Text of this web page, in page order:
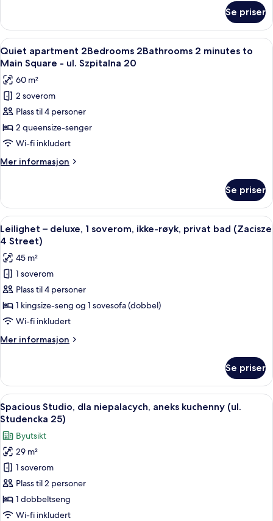
-
Szpitalna
20
Street
studio
minutes
to
Square
Szpitalna
20
Street
Se priser
Åpne
alle
bildene
av
Quiet
apartment
2Bedrooms
2Bathrooms
2
minutes
Main
Square
-
ul.
Szpitalna
20
Quiet apartment 2Bedrooms
25
Quiet apartment 2Bedrooms 2Bathrooms 2 minutes to
Main Square - ul. Szpitalna 20
60 m²
2 soverom
Plass til 4 personer
2 queensize-senger
Wi-fi inkludert
Mer informasjon
Mer
apartment
2Bedrooms
2Bathrooms
2
to
Main
Square
-
ul.
20
Se priser
Åpne
alle
bildene
av
Leilighet
–
deluxe,
1
soverom,
ikke-
privat
bad
(Zacisze
4
Street)
Leilighet – deluxe, 1 soverom, ikke-
15
Leilighet – deluxe, 1 soverom, ikke-røyk, privat bad (Zacisze
4 Street)
45 m²
1 soverom
Plass til 4 personer
1 kingsize-seng og 1 sovesofa (dobbel)
Wi-fi inkludert
Mer informasjon
Mer
–
deluxe,
1
soverom,
røyk,
privat
bad
(Zacisze
4
Se priser
Åpne
alle
bildene
av
Spacious
Studio,
dla
niepalacych,
aneks
Spacious Studio, dla niepalacych,
15
Spacious Studio, dla niepalacych, aneks kuchenny (ul.
Studencka 25)
Byutsikt
29 m²
1 soverom
Plass til 2 personer
1 dobbeltseng
Wi-fi inkludert